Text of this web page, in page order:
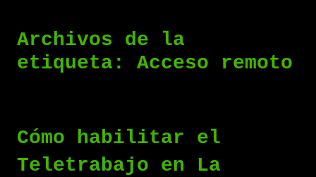
Archivos de la
etiqueta: Acceso remoto
Cómo habilitar el
Teletrabajo en La